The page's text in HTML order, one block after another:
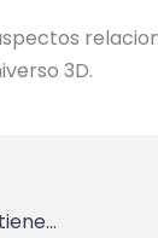
3D.
Las impresoras 3D en la educación: ¿Qué ventajas tienen?